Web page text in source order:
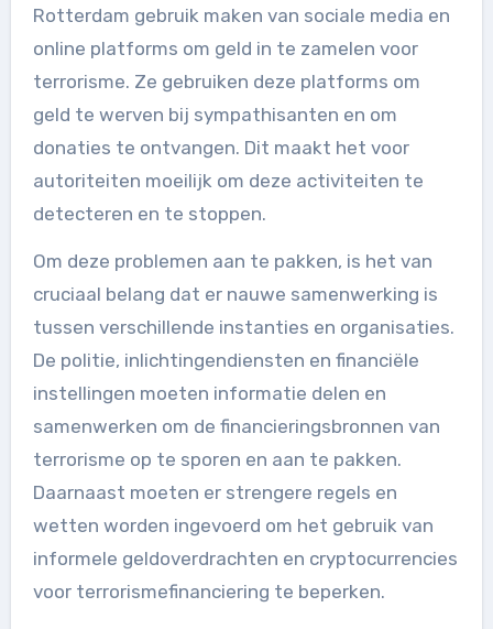
Rotterdam gebruik maken van sociale media en
online platforms om geld in te zamelen voor
terrorisme. Ze gebruiken deze platforms om
geld te werven bij sympathisanten en om
donaties te ontvangen. Dit maakt het voor
autoriteiten moeilijk om deze activiteiten te
detecteren en te stoppen.
Om deze problemen aan te pakken, is het van
cruciaal belang dat er nauwe samenwerking is
tussen verschillende instanties en organisaties.
De politie, inlichtingendiensten en financiële
instellingen moeten informatie delen en
samenwerken om de financieringsbronnen van
terrorisme op te sporen en aan te pakken.
Daarnaast moeten er strengere regels en
wetten worden ingevoerd om het gebruik van
informele geldoverdrachten en cryptocurrencies
voor terrorismefinanciering te beperken.